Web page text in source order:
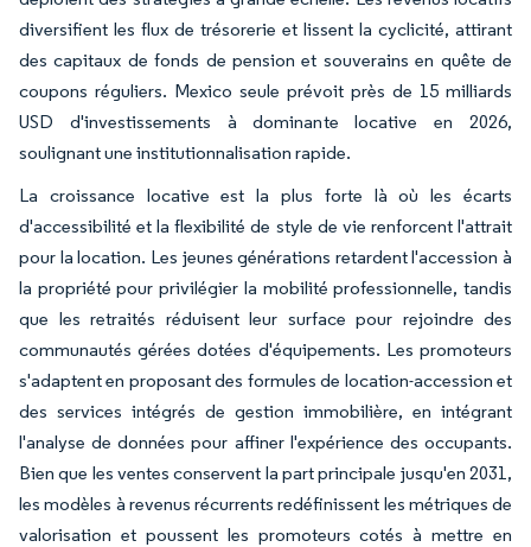
diversifient les flux de trésorerie et lissent la cyclicité, attirant
des capitaux de fonds de pension et souverains en quête de
coupons réguliers. Mexico seule prévoit près de 15 milliards
USD d'investissements à dominante locative en 2026,
soulignant une institutionnalisation rapide.
La croissance locative est la plus forte là où les écarts
d'accessibilité et la flexibilité de style de vie renforcent l'attrait
pour la location. Les jeunes générations retardent l'accession à
la propriété pour privilégier la mobilité professionnelle, tandis
que les retraités réduisent leur surface pour rejoindre des
communautés gérées dotées d'équipements. Les promoteurs
s'adaptent en proposant des formules de location-accession et
des services intégrés de gestion immobilière, en intégrant
l'analyse de données pour affiner l'expérience des occupants.
Bien que les ventes conservent la part principale jusqu'en 2031,
les modèles à revenus récurrents redéfinissent les métriques de
valorisation et poussent les promoteurs cotés à mettre en